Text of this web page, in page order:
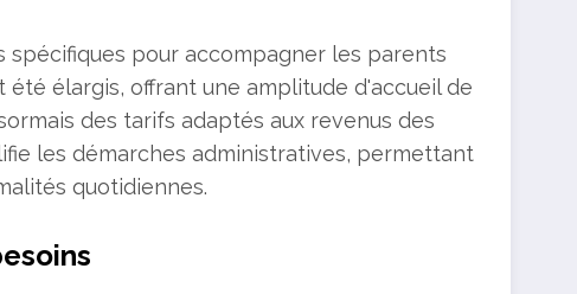
spécifiques pour accompagner les parents
élargis, offrant une amplitude d'accueil de
des tarifs adaptés aux revenus des
les démarches administratives, permettant
quotidiennes.